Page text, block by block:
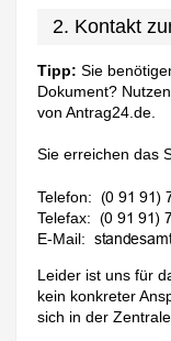
2. Kontakt
Tipp: Sie
Dokument?
von Antrag24.de.
Sie erreichen das
Telefon:
Telefax:
E-Mail:
Leider ist uns für
kein konkreter
sich in der Zentrale.